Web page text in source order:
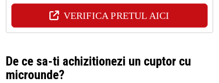
VERIFICA PRETUL AICI
De ce sa-ti achizitionezi un cuptor cu
microunde?